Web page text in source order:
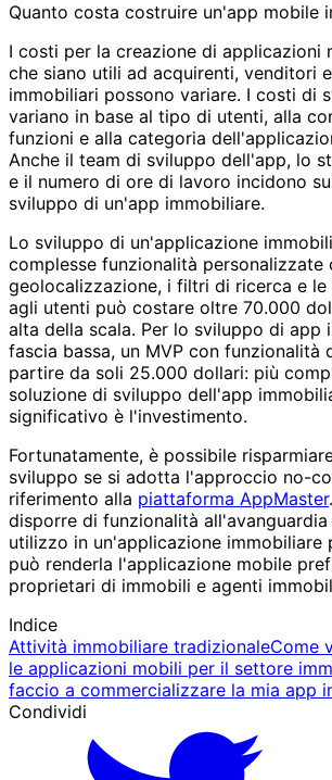
Quanto costa costruire un'app mobile
I costi per la creazione di applicazioni
che siano utili ad acquirenti, venditori
immobiliari possono variare. I costi di
variano in base al tipo di utenti, alla
funzioni e alla categoria
Anche il team di sviluppo dell'app, lo
e il numero di ore di lavoro incidono
sviluppo di un'app immobiliare.
Lo sviluppo di un'applicazione
complesse funzionalità personalizzate
geolocalizzazione, i filtri di ricerca e
agli utenti può costare oltre 70.000
alta della scala. Per lo sviluppo di app
fascia bassa, un MVP con funzionalità
partire da soli 25.000 dollari: più
soluzione di sviluppo dell'app
significativo è l'investimento.
Fortunatamente, è possibile
sviluppo se si adotta l'approccio no-
riferimento alla piattaforma AppMaster
disporre di funzionalità
utilizzo in un'applicazione immobiliare
può renderla l'applicazione mobile
proprietari di immobili e agenti
Indice
Attività immobiliare tradizionaleCome
le applicazioni mobili per il settore
faccio a commercializzare la mia app
Condividi